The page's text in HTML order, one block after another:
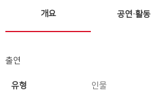
개요 공연·활동
출연
유형 인물